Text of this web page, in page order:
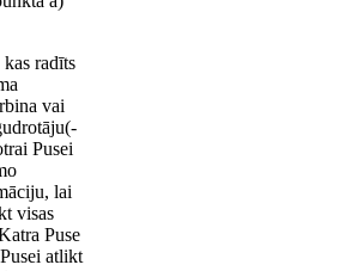
radīts
vai
Pusei
lai
visas
Puse
atlikt